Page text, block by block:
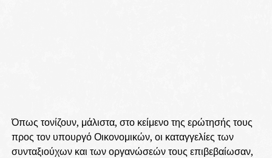
Όπως τονίζουν, μάλιστα, στο κείμενο της ερώτησής τους
προς τον υπουργό Οικονομικών, οι καταγγελίες των
συνταξιούχων και των οργανώσεών τους επιβεβαίωσαν,